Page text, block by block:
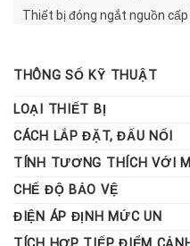
Thiết bị đóng ngắt nguồn
hồ quang chuyên dụng cho
THÔNG SỐ KỸ THUẬT
LOẠI THIẾT BỊ
CÁCH LẮP ĐẶT, ĐẤU NỐI
TÍNH TƯƠNG THÍCH VỚI
CHẾ ĐỘ BẢO VỆ
ĐIỆN ÁP ĐỊNH MỨC UN